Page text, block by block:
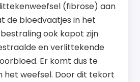
(fibrose) aan
de bloedvaatjes in het
ook kapot zijn
en verlittekende
Er komt dus te
het weefsel. Door dit tekort